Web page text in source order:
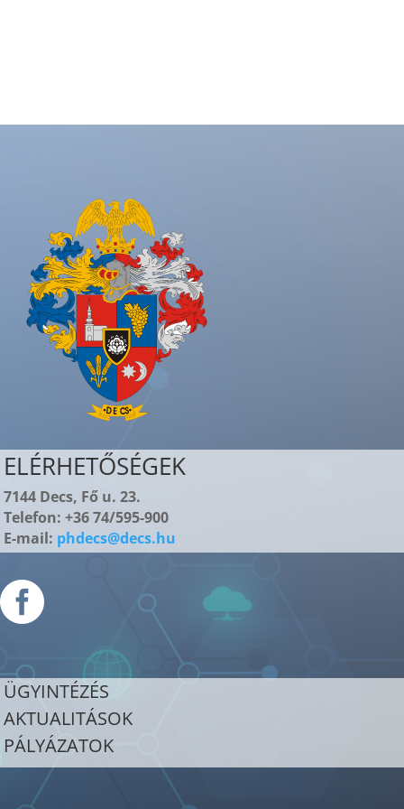
ELÉRHETŐSÉGEK
7144 Decs, Fő u. 23.
Telefon: +36 74/595-900
E-mail: phdecs@decs.hu

ÜGYINTÉZÉS
AKTUALITÁSOK
PÁLYÁZATOK